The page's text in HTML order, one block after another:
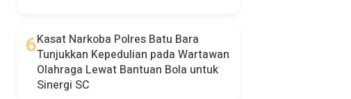
Kasat Narkoba Polres Batu Bara
Tunjukkan Kepedulian pada Wartawan
Olahraga Lewat Bantuan Bola untuk
Sinergi SC